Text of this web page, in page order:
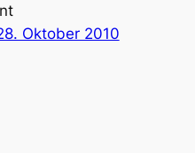
Oktober 2010